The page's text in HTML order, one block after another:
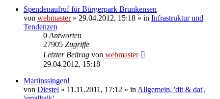
Spendenaufruf für Bürgerpark Brunkensen
von webmaster» 29.04.2012, 15:18 » in Infrastruktur und
Tendenzen
0 Antworten
27905 Zugriffe
Letzter Beitrag von webmaster
29.04.2012, 15:18
Martinssingen!
von Diestel » 11.11.2011, 17:12 » in Allgemein, 'dit & dat',